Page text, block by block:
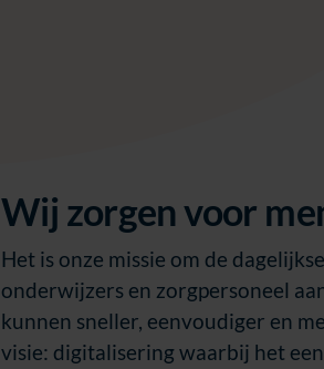
Wij zorgen voor
Het is onze missie om de
onderwijzers en zorgpersoneel
kunnen sneller, eenvoudiger en
visie: digitalisering waarbij het